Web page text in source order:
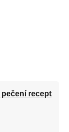
recept